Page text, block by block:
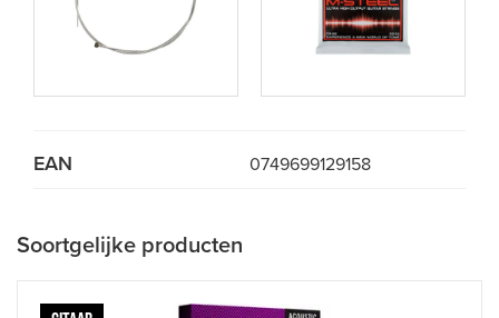
EAN 0749699129158
Soortgelijke producten